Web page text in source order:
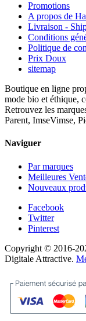
Promotions
A propos de
Livraison -
Conditions
Politique de
Prix Doux
sitemap
Boutique en ligne
mode bio et éthique,
Retrouvez les
Parent, ImseVimse,
Naviguer
Par marques
Meilleures
Nouveaux
Facebook
Twitter
Pinterest
Copyright © 2016-
Digitale Attractive.